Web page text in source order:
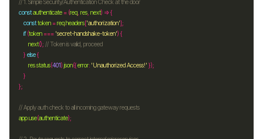
constauthenticate = (req res next
consttoken =reqheaders['authorization'
if (token === 'secret-handshake-token'
next();
    }
else
resstatus(401). json({ error: 'Unauthorized Access!'
appuse(authenticate